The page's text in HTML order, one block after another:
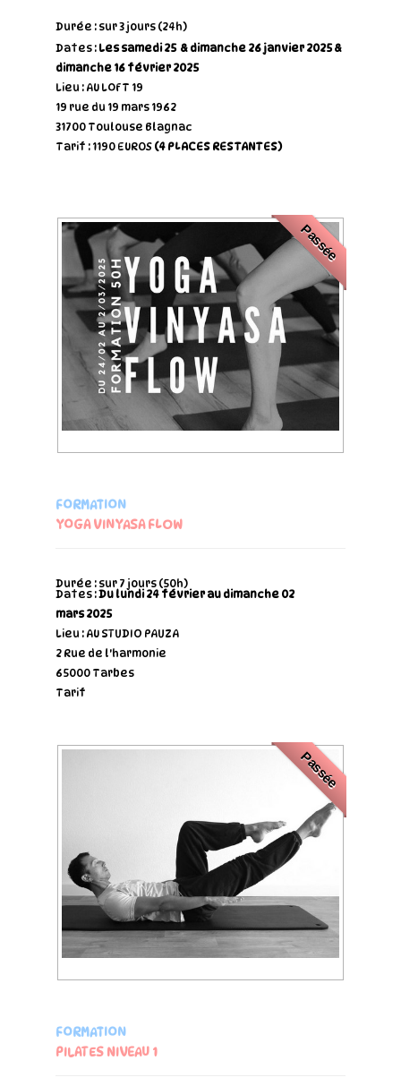
Durée : sur 3 jours (24h)
Dates : Les samedi 25 & dimanche 26 janvier 2025 &
dimanche 16 février 2025
Lieu : AU LOFT 19
19 rue du 19 mars 1962
31700 Toulouse Blagnac
Tarif : 1190 EUROS (4 PLACES RESTANTES)
Passée
FORMATION
YOGA VINYASA FLOW
Durée : sur 7 jours (50h)
Dates :Du lundi 24 février au dimanche 02
mars 2025
Lieu : AU STUDIO PAUZA
2 Rue de l'harmonie
65000 Tarbes
Tarif
Passée
FORMATION
PILATES NIVEAU 1